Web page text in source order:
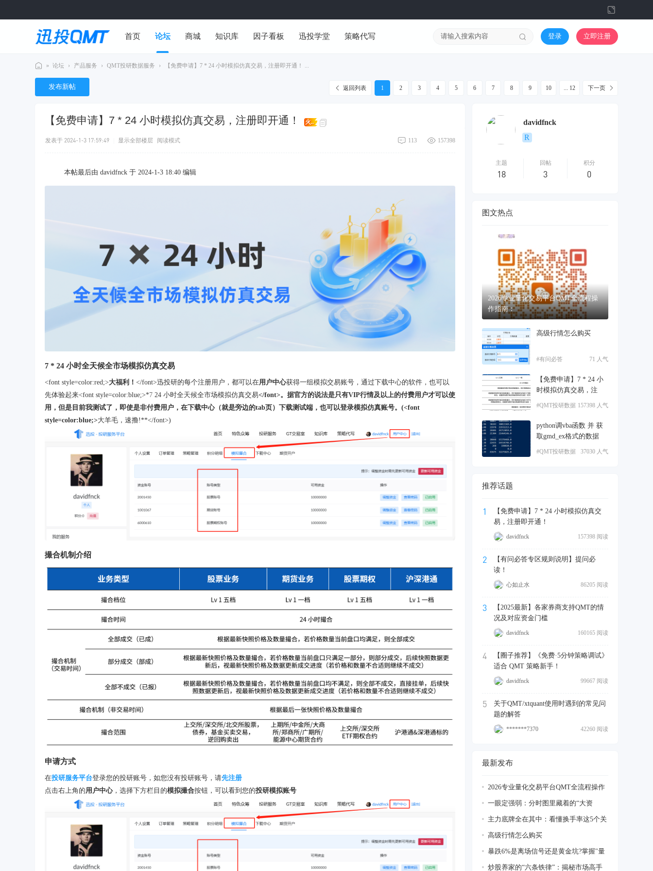
切
换
到
宽
首页 论坛 商城 知识库 因子看板 迅投学堂 策略代写
用户中心
登录 立即注册
迅
投
» 论坛 › 产品服务 › QMT投研数据服务 › 【免费申请】7 * 24 小时模拟仿真交易，注册即开通！ ...
1 2 3 4 5 6 7 8 9 10 ... 12 下一页
返回列表
发布新帖
【免费申请】7 * 24 小时模拟仿真交易，注册即开通！ 火..
157398
113
发表于 2024-1-3 17:59:49 显示全部楼层 阅读模式
本帖最后由 davidfnck 于 2024-1-3 18:40 编辑
7 * 24 小时全天候全市场模拟仿真交易
<font style=color:red;>大福利！ </font>迅投研的每个注册用户，都可以在用户中心获得一组模拟交易账号，通过下载中心的软件，也可以
先体验起来<font style=color:blue;>*7 24 小时全天候全市场模拟仿真交易</font>。据官方的说法是只有VIP行情及以上的付费用户才可以使
用，但是目前我测试了，即使是非付费用户，在下载中心（就是旁边的tab页）下载测试端，也可以登录模拟仿真账号。(<font
style=color:blue;>大羊毛，速撸!**</font>)
撮合机制介绍
申请方式
在投研服务平台登录您的投研账号，如您没有投研账号，请先注册
点击右上角的用户中心，选择下方栏目的模拟撮合按钮，可以看到您的投研模拟账号
davidfnck
主题
18
回帖
3
积分
0
图文热点
2026专业量化交易平台QMT全流程操
作指南：
高级行情怎么购买
71 人气
#有问必答
【免费申请】7 * 24 小
时模拟仿真交易，注
157398 人气
#QMT投研数据
python调vba函数 并 获
取gmd_ex格式的数据
37030 人气
#QMT投研数据
推荐话题
1
【免费申请】7 * 24 小时模拟仿真交
易，注册即开通！
157398 阅读
davidfnck
2
【有问必答专区规则说明】提问必
读！
86205 阅读
心如止水
3
【2025最新】各家券商支持QMT的情
况及对应资金门槛
160165 阅读
davidfnck
4
【圈子推荐】《免费·5分钟策略调试》
适合 QMT 策略新手！
99667 阅读
davidfnck
5
关于QMT/xtquant使用时遇到的常见问
题的解答
42260 阅读
*******7370
最新发布
2026专业量化交易平台QMT全流程操作
指南：
一眼定强弱：分时图里藏着的“大资
金”进场
主力底牌全在其中：看懂换手率这5个关
键数高级行情怎么购买
暴跌6%是离场信号还是黄金坑?掌握"量
柱透视
炒股养家的“六条铁律”：揭秘市场高手